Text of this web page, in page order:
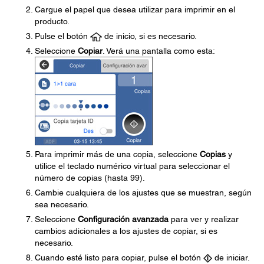
Cargue el papel que desea utilizar para imprimir en el
producto.
Pulse el botón
de inicio, si es necesario.
Seleccione Copiar. Verá una pantalla como esta:
Para imprimir más de una copia, seleccione Copias y
utilice el teclado numérico virtual para seleccionar el
número de copias (hasta 99).
Cambie cualquiera de los ajustes que se muestran, según
sea necesario.
Seleccione Configuración avanzada para ver y realizar
cambios adicionales a los ajustes de copiar, si es
necesario.
Cuando esté listo para copiar, pulse el botón
de iniciar.